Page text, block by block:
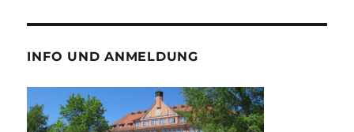
INFO UND ANMELDUNG